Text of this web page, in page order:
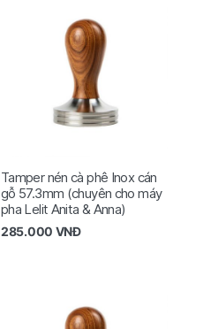
Tamper nén cà phê Inox cán
gỗ 57.3mm (chuyên cho máy
pha Lelit Anita & Anna)
285.000 VNĐ